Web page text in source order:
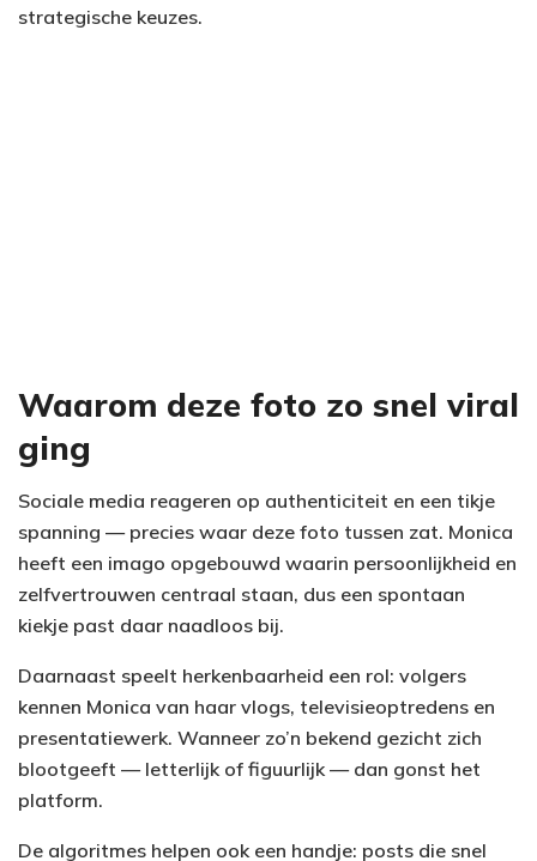
strategische keuzes.
Waarom deze foto zo snel viral
ging
Sociale media reageren op authenticiteit en een tikje
spanning — precies waar deze foto tussen zat. Monica
heeft een imago opgebouwd waarin persoonlijkheid en
zelfvertrouwen centraal staan, dus een spontaan
kiekje past daar naadloos bij.
Daarnaast speelt herkenbaarheid een rol: volgers
kennen Monica van haar vlogs, televisieoptredens en
presentatiewerk. Wanneer zo’n bekend gezicht zich
blootgeeft — letterlijk of figuurlijk — dan gonst het
platform.
De algoritmes helpen ook een handje: posts die snel